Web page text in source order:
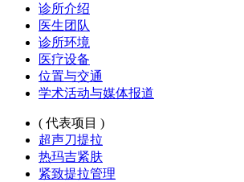
诊所介绍
医生团队
诊所环境
医疗设备
位置与交通
学术活动与媒体报道
( 代表项目 )
超声刀提拉
热玛吉紧肤
紧致提拉管理